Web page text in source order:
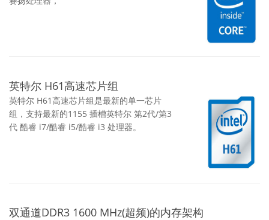
英特尔 H61高速芯片组
英特尔 H61高速芯片组是最新的单一芯片
组，支持最新的1155 插槽英特尔 第2代/第3
代 酷睿 i7/酷睿 i5/酷睿 i3 处理器。
双通道DDR3 1600 MHz(超频)的内存架构